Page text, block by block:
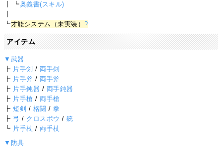
┃ ┗奥義書(スキル)
┗才能システム（未実装）?
アイテム
▼武器
┣ 片手剣 / 両手剣
┣ 片手斧 / 両手斧
┣ 片手鈍器 / 両手鈍器
┣ 片手槍 / 両手槍
┣短剣 / 格闘 /拳
┣ 弓 / クロスボウ /銃
┗ 片手杖 / 両手杖
▼防具